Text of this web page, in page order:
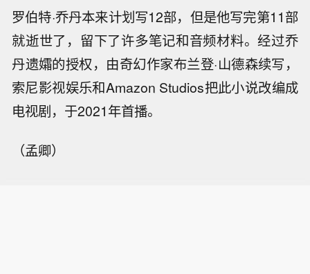
罗伯特·乔丹本来计划写12部，但是他写完第11部
就逝世了，留下了许多笔记和音频材料。经过乔
丹遗孀的授权，由奇幻作家布兰登·山德森续写，
索尼影视娱乐和Amazon Studios把此小说改编成
电视剧，于2021年首播。
（孟卿）